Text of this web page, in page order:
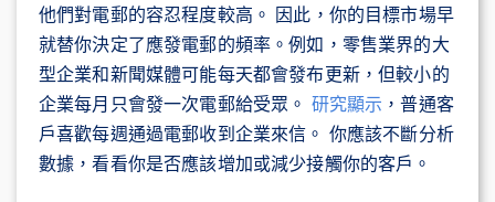
他們對電郵的容忍程度較高。 因此，你的目標市場早
就替你決定了應發電郵的頻率。例如，零售業界的大
型企業和新聞媒體可能每天都會發布更新，但較小的
企業每月只會發一次電郵給受眾。 研究顯示 ，普通客
戶喜歡每週通過電郵收到企業來信。 你應該不斷分析
數據，看看你是否應該增加或減少接觸你的客戶。